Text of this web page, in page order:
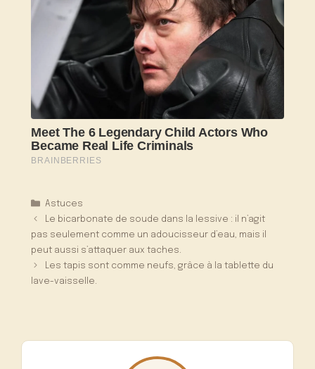
Catégories
Astuces
Le bicarbonate de soude dans la lessive : il n’agit
pas seulement comme un adoucisseur d’eau, mais il
peut aussi s’attaquer aux taches.
Les tapis sont comme neufs, grâce à la tablette du
lave-vaisselle.